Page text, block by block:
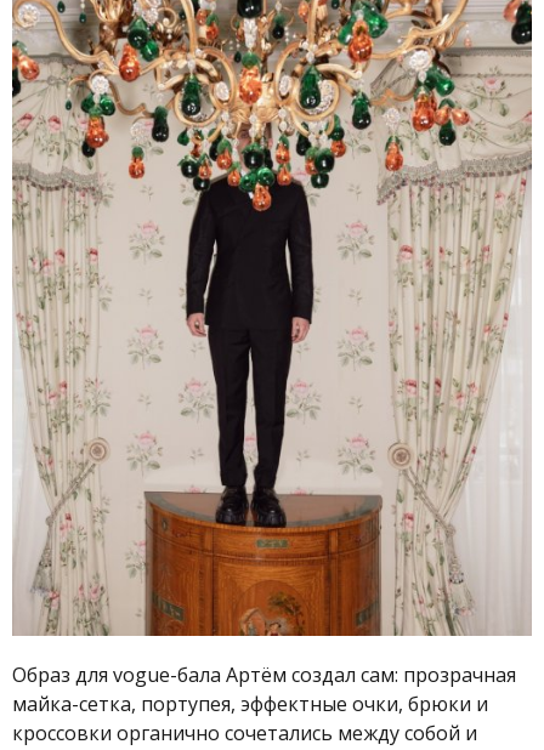
Образ для vogue-бала Артём создал сам: прозрачная
майка-сетка, портупея, эффектные очки, брюки и
кроссовки органично сочетались между собой и